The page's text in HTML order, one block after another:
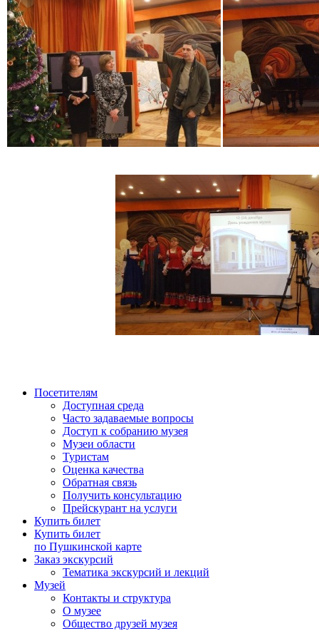
Посетителям
Доступная среда
Часто задаваемые вопросы
Доступ к собранию музея
Музеи области
Туристам
Оценка качества
Обратная связь
Получить консультацию
Прейскурант на услуги
Купить билет
Купить билет
по Пушкинской карте
Заказ экскурсий
Тематика экскурсий и лекций
Музей
Контакты и структура
О музее
Общество друзей музея